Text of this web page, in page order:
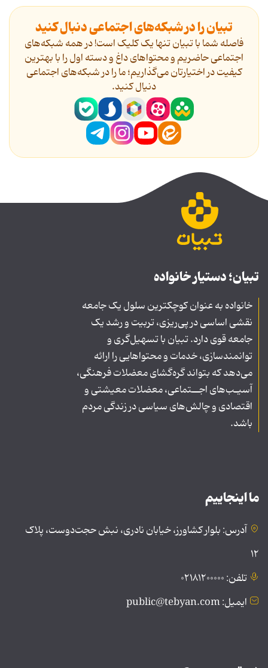
تبیان را در شبکه‌های اجتماعی دنبال کنید
فاصله شما با تبیان تنها یک کلیک است! در همه شبکه‌های
اجتماعی حاضریم و محتواهای داغ و دسته اول را با بهترین
کیفیت در اختیارتان می‌گذاریم؛ ما را در شبکه‌های اجتماعی
دنیال کنید.
تبیان؛ دستیار خانواده
خانواده به عنوان کوچکترین سلول یک جامعه
نقشی اساسی در پی‌ریزی، تربیت و رشد یک
جامعه قوی دارد. تبیان با تسهیل‌گری و
توانمندسازی، خدمات و محتواهایی را ارائه
می‌دهد که بتواند گره‌گشای معضلات فرهنگی،
آسیـب‌های اجــتماعی، معضلات معیشتی و
اقتصادی و چالش‌های سیاسی در زندگی مردم
باشد.
ما اینجاییم
آدرس: بلوار کشاورز، خیابان نادری، نبش حجت‌دوست، پلاک
۱۲
تلفن: ۰۲۱۸۱۲۰۰۰۰۰
ایمیل: public@tebyan.com